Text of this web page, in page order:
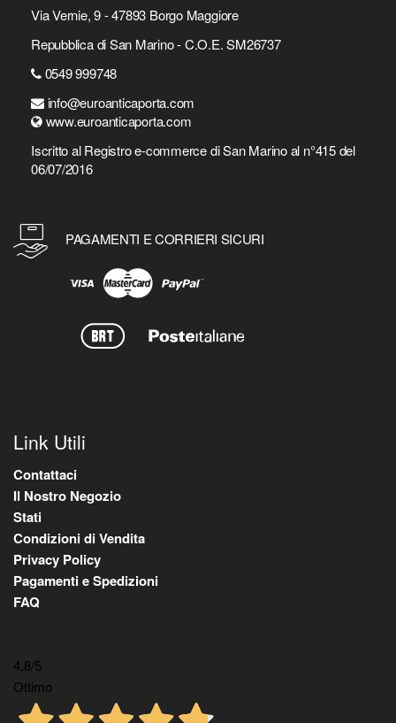
Via Vernie, 9 - 47893 Borgo Maggiore
Repubblica di San Marino - C.O.E. SM26737
0549 999748
info@euroanticaporta.com
www.euroanticaporta.com
Iscritto al Registro e-commerce di San Marino al n°415 del
06/07/2016
PAGAMENTI E CORRIERI SICURI
Link Utili
Contattaci
Il Nostro Negozio
Stati
Condizioni di Vendita
Privacy Policy
Pagamenti e Spedizioni
FAQ
4,8/5
Ottimo